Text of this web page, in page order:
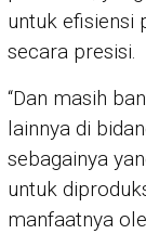
untuk efisiensi
secara presisi.
“Dan masih
lainnya di
sebagainya
untuk
manfaatnya